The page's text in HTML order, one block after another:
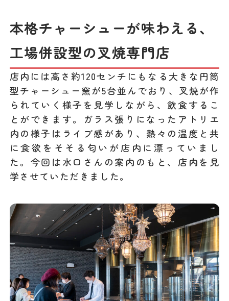
本格チャーシューが味わえる、
工場併設型の叉焼専門店
店内には高さ約120センチにもなる大きな円筒
型チャーシュー窯が5台並んでおり、叉焼が作
られていく様子を見学しながら、飲食するこ
とができます。ガラス張りになったアトリエ
内の様子はライブ感があり、熱々の温度と共
に食欲をそそる匂いが店内に漂っていまし
た。今回は水口さんの案内のもと、店内を見
学させていただきました。